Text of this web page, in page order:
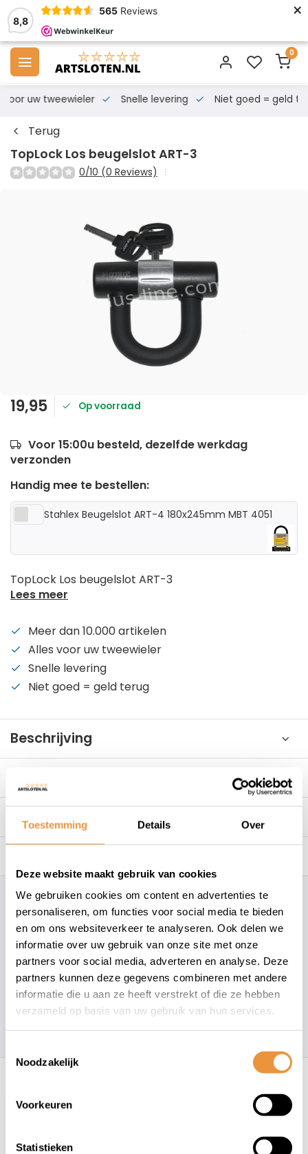
Toestemming Details Over
Deze website maakt gebruik van cookies
We gebruiken cookies om content en advertenties te
personaliseren, om functies voor social media te bieden
en om ons websiteverkeer te analyseren. Ook delen we
informatie over uw gebruik van onze site met onze
partners voor social media, adverteren en analyse. Deze
partners kunnen deze gegevens combineren met andere
informatie die u aan ze heeft verstrekt of die ze hebben
verzameld op basis van uw gebruik van hun services.
Noodzakelijk
Voorkeuren
Statistieken
8,8
565 Reviews ×
0
voor uw tweewieler Snelle levering Niet goed = geld
Terug
TopLock Los beugelslot ART-3
0/10 (0 Reviews)
19,95 Op voorraad
Voor 15:00u besteld, dezelfde werkdag
verzonden
Handig mee te bestellen:
Stahlex Beugelslot ART-4 180x245mm MBT 4051
TopLock Los beugelslot ART-3
Lees meer
Meer dan 10.000 artikelen
Alles voor uw tweewieler
Snelle levering
Niet goed = geld terug
Beschrijving
Reviews 0/10
Hoe kunnen wij je helpen?
+31 78 780 2330
info@artsloten.nl
157 klanten geven een 4.7/5 op
Recent bekeken